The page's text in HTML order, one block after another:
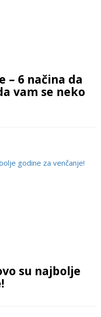
– 6 načina da
vam se neko
su najbolje